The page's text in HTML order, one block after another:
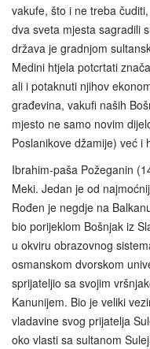
vakufe, što i ne treba
dva sveta mjesta sagradili
država je gradnjom
Medini htjela potcrtati
ali i potaknuti njihov
građevina, vakufi naših
mjesto ne samo novim
Poslanikove džamije) već i
Ibrahim-paša Požeganin
Meki. Jedan je od
Rođen je negdje na
bio porijeklom Bošnjak iz
u okviru obrazovnog
osmanskom dvorskom
sprijateljio sa svojim
Kanunijem. Bio je veliki
vladavine svog prijatelja
oko vlasti sa sultanom